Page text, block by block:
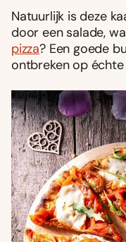
Natuurlijk is deze
door een salade,
pizza? Een goede
ontbreken op échte